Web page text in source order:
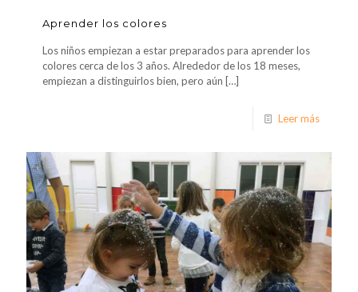
Aprender los colores
Los niños empiezan a estar preparados para aprender los
colores cerca de los 3 años. Alrededor de los 18 meses,
empiezan a distinguirlos bien, pero aún […]
Leer más